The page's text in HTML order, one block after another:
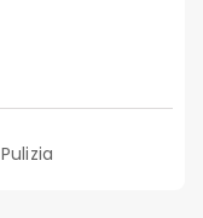
Pulizia